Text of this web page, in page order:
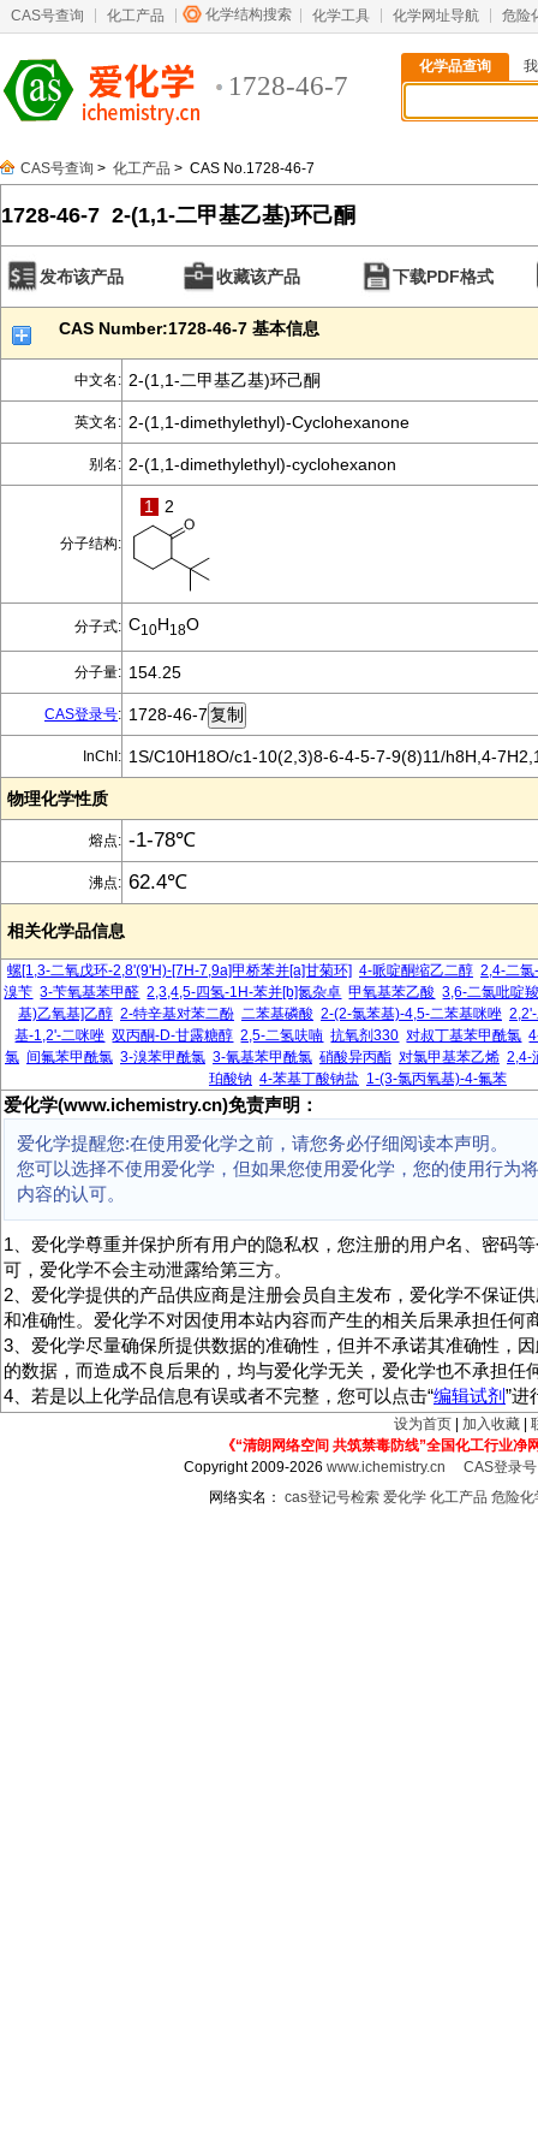
CAS号查询 化工产品 化学结构搜索 化学工具 化学网址导航 危险
1728-46-7
化学品查询
CAS号查询 > 化工产品 > CAS No.1728-46-7
1728-46-7 2-(1,1-二甲基乙基)环己酮
发布该产品 收藏该产品 下载PDF格式
CAS Number:1728-46-7 基本信息
中文名: 2-(1,1-二甲基乙基)环己酮
英文名: 2-(1,1-dimethylethyl)-Cyclohexanone
别名: 2-(1,1-dimethylethyl)-cyclohexanon
分子结构:
1 2
分子式: C10H18O
分子量: 154.25
CAS登录号: 1728-46-7
InChI: 1S/C10H18O/c1-10(2,3)8-6-4-5-7-9(8)11/h8H,4-
物理化学性质
熔点: -1-78℃
沸点: 62.4℃
相关化学品信息
螺[1,3-二氧戊环-2,8'(9'H)-[7H-7,9a]甲桥苯并[a]甘菊环] 4-哌啶酮缩乙二醇 2,4-二氯
溴苄 3-苄氧基苯甲醛 2,3,4,5-四氢-1H-苯并[b]氮杂卓 甲氧基苯乙酸 3,6-二氯吡啶
基)乙氧基]乙醇 2-特辛基对苯二酚 二苯基磷酸 2-(2-氯苯基)-4,5-二苯基咪唑
基-1,2'-二咪唑 双丙酮-D-甘露糖醇 2,5-二氢呋喃 抗氧剂330 对叔丁基苯甲酰氯
氯 间氟苯甲酰氯 3-溴苯甲酰氯 3-氰基苯甲酰氯 硝酸异丙酯 对氯甲基苯乙烯 2,4-
珀酸钠 4-苯基丁酸钠盐 1-(3-氯丙氧基)-4-氟苯
爱化学(www.ichemistry.cn)免责声明：
爱化学提醒您:在使用爱化学之前，请您务必仔细阅读本声明。
您可以选择不使用爱化学，但如果您使用爱化学，您的使用行为
内容的认可。
1、爱化学尊重并保护所有用户的隐私权，您注册的用户名、密码
可，爱化学不会主动泄露给第三方。
2、爱化学提供的产品供应商是注册会员自主发布，爱化学不保证
和准确性。爱化学不对因使用本站内容而产生的相关后果承担任何
3、爱化学尽量确保所提供数据的准确性，但并不承诺其准确性，
的数据，而造成不良后果的，均与爱化学无关，爱化学也不承担任
4、若是以上化学品信息有误或者不完整，您可以点击“编辑试剂”进
设为首页 加入收藏
《“清朗网络空间 共筑禁毒防线”全国化工行业净
Copyright 2009-2026www.ichemistry.cn
CAS登录
网络实名： cas登记号检索 爱化学 化工产品 危险化